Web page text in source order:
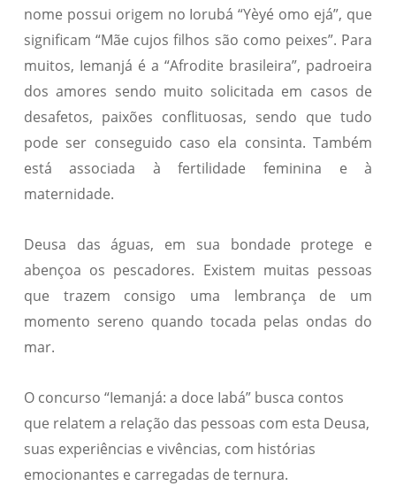
nome possui origem no Iorubá “Yèyé omo ejá”, que
significam “Mãe cujos filhos são como peixes”. Para
muitos, Iemanjá é a “Afrodite brasileira”, padroeira
dos amores sendo muito solicitada em casos de
desafetos, paixões conflituosas, sendo que tudo
pode ser conseguido caso ela consinta. Também
está associada à fertilidade feminina e à
maternidade.
Deusa das águas, em sua bondade protege e
abençoa os pescadores. Existem muitas pessoas
que trazem consigo uma lembrança de um
momento sereno quando tocada pelas ondas do
mar.
O concurso “Iemanjá: a doce Iabá” busca contos
que relatem a relação das pessoas com esta Deusa,
suas experiências e vivências, com histórias
emocionantes e carregadas de ternura.